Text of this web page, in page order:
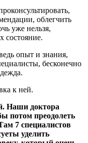
облегчить
уже нельзя,
состояние.
опыт и знания,
бесконечно
к ней.
Наши доктора
потом преодолеть
7 специалистов
уделить